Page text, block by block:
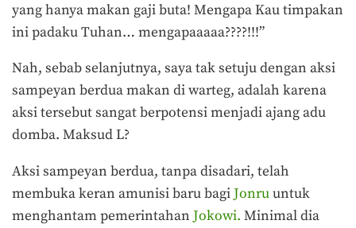
yang hanya makan gaji buta! Mengapa Kau timpakan
ini padaku Tuhan… mengapaaaaa????!!!”
Nah, sebab selanjutnya, saya tak setuju dengan aksi
sampeyan berdua makan di warteg, adalah karena
aksi tersebut sangat berpotensi menjadi ajang adu
domba. Maksud L?
Aksi sampeyan berdua, tanpa disadari, telah
membuka keran amunisi baru bagiJonruuntuk
menghantam pemerintahan Jokowi. Minimal dia